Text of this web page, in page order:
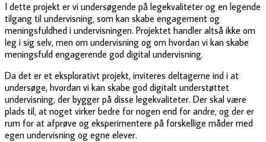
I dette projekt er vi undersøgende på legekvaliteter og en legende
tilgang til undervisning, som kan skabe engagement og
meningsfuldhed i undervisningen. Projektet handler altså ikke om
leg i sig selv, men om undervisning og om hvordan vi kan skabe
meningsfuld engagerende god digital undervisning.
Da det er et eksplorativt projekt, inviteres deltagerne ind i at
undersøge, hvordan vi kan skabe god digitalt understøttet
undervisning, der bygger på disse legekvaliteter. Der skal være
plads til, at noget virker bedre for nogen end for andre, og der er
rum for at afprøve og eksperimentere på forskellige måder med
egen undervisning og egne elever.